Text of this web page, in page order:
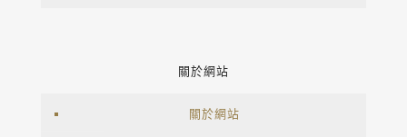
關於網站
關於網站